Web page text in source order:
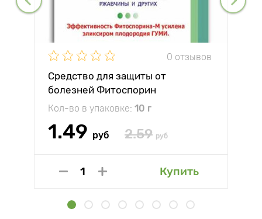
0 отзывов
Средство для защиты от
болезней Фитоспорин
Кол-во в упаковке: 10 г
1.49 руб 2.59 руб
Купить